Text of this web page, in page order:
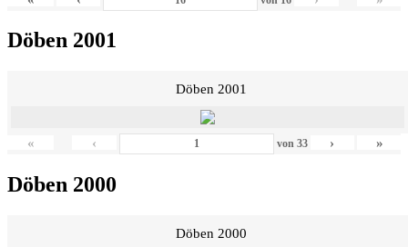
Döben 2001
Döben 2001
« ‹ von 33 › »
Döben 2000
Döben 2000